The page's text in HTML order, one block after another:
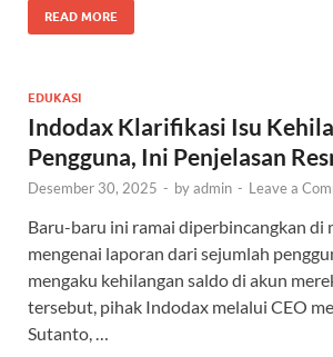
READ MORE
EDUKASI
Indodax Klarifikasi Isu
Pengguna, Ini Penjelasan
Desember 30, 2025 - byadmin - Leave a
Baru-baru ini ramai diperbincangkan di
mengenai laporan dari sejumlah
mengaku kehilangan saldo di akun
tersebut, pihak Indodax melalui CEO
Sutanto, …